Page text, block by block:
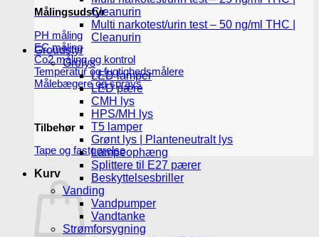
Målingsudstyr
PH måling
EC måling
Co2 måling og kontrol
Temperatur og fugtighedsmålere
Målebægere og sprays
Tilbehør
Tape og fastgørelse
Kurv
Cleanurin
Multi narkotest/urin test – 50 ng/ml THC |
Cleanurin
Groudstyr
Grolys
LED lamper
LED pære
CMH lys
HPS/MH lys
T5 lamper
Grønt lys | Planteneutralt lys
Lampeophæng
Splittere til E27 pærer
Beskyttelsesbriller
Vanding
Vandpumper
Vandtanke
Strømforsygning